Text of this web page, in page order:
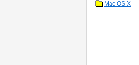
Mac OS X